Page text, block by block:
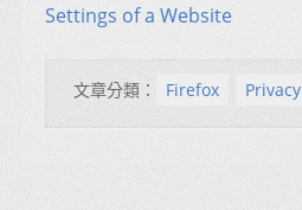
Settings of a Website
文章分類： Firefox Privacy